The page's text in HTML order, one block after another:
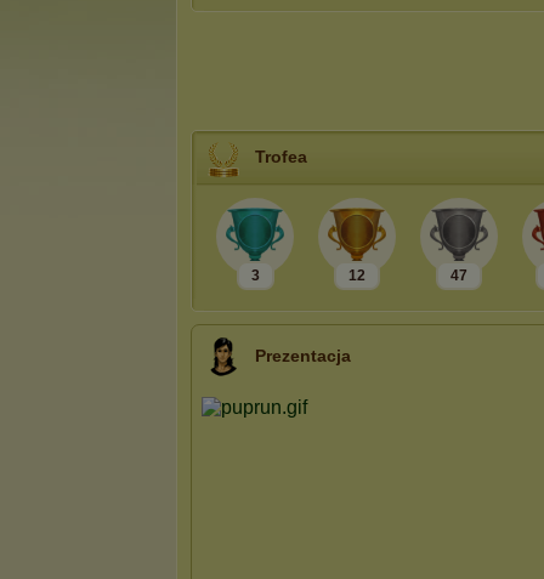
Trofea
3 12 47
Prezentacja